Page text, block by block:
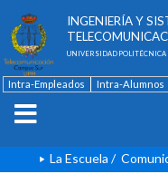
INGENIERÍA Y
UNIVERSIDAD
Intra-Empleados Intra-Alumnos
La Escuela /